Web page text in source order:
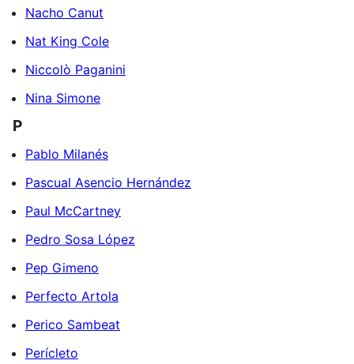
Nacho Canut
Nat King Cole
Niccolò Paganini
Nina Simone
P
Pablo Milanés
Pascual Asencio Hernández
Paul McCartney
Pedro Sosa López
Pep Gimeno
Perfecto Artola
Perico Sambeat
Perícleto